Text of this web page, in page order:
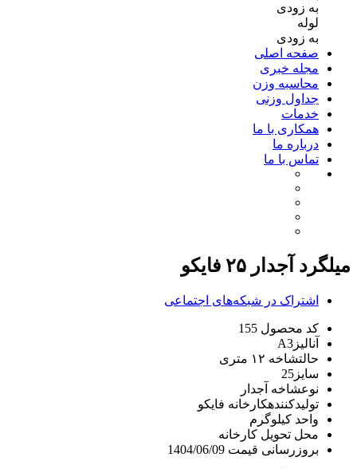
به زودی
لوله
به زودی
صفحه اصلی
مجله خبری
محاسبه وزن
جداول وزنی
خدمات
همکاری با ما
درباره ما
تماس با ما
میلگرد آجدار ۲۵ فایکو
اشتراک در شبکه‌های اجتماعی
کد محصول 155
آنالیز A3
حالتشاخه ۱۲ متری
سایز 25
نوعشاخه آجدار
تولیدکنندهکارخانه فایکو
واحد کیلوگرم
محل تحویل کارخانه
بروزرسانی قیمت 1404/06/09